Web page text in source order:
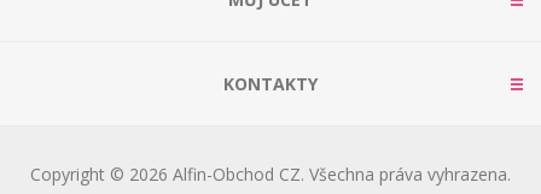
KONTAKTY
Copyright © 2026 Alfin-Obchod CZ. Všechna práva vyhrazena.